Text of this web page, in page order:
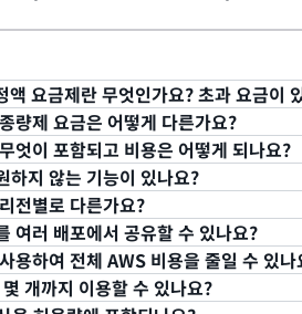
CloudFront 배포를 만들 수 있습
도메인 이름 또는 웹 애플리케이션,
을 포함합니다. cloudfront.net 도메
콘텐츠를 전송하기에 적합한 엣지 로
사본을 사용해 요청을 처리합니다. 로
오리진에서 사본을 받게 됩니다. 그
사용할 수 있습니다.
벌 CloudFront 엣지 로케이션으로 데
인 성능 이점도 누릴 수 있습니다.
합니다.
능을 대부분 지원하므로, 코드를 작성
Amazon CloudFront를 활용할 수 있습
Management Console에 액세스할 수
에서 다양한 프로그래밍 언어로
가지 도구가 제공됩니다.
로 Zone Apex(example.com)를
있는 DNS 서비스인 Amazon
레코드를 활용하면 DNS 이름의 apex
에 매핑할 수 있습니다. 그런 다음,
사용하여 ALIAS 레코드에 대한 각
는 ALIAS 레코드에 대한 쿼리에 대해서
의 Anycast 고정 IP를 사용하면 모든
에 지정할 수 있습니다. CloudFront
요금제란 무엇인가요? 초과 요금이
요금제는 CloudFront CDN과 여러
공합니다. 플랜에는 CDN, WAF,
니다. 또한 매월 S3 Standard 스토리
애플리케이션마다 다른 요금제를 선
으로 인한 예상치 못한 비용에 대해 걱
다.
량제 요금은 어떻게 다른가요?
량제 요금은 요구 사항에 따라 서로
Route 53, S3, CloudWatch Logs
픽 급증 또는 공격이 발생하더라도 초
용하면 실제 사용량을 기준으로 각 서
성을 완벽하게 유연하게 수행할 수 있
엇이 포함되고 비용은 어떻게 되나요?
필수 CDN 기능, DNS, WAF, DDoS
함됩니다. Free 요금제(월 0 USD)는
(월 15 USD)는 핵심 CDN 및 보안 기
니다. Business 요금제(월 200 USD)
에, 프라이빗 오리진 엔드포인트를 추
하지 않는 기능이 있나요?
여러 티어의 요금제에서 지원되지만
하나 이상이 필요한 경우 종량제 요금
를 참조하세요.
전별로 다른가요?
요금제는 간단한 단일 요금으로 글로
없이, 세계 어디서나 사용자에게 서비
여러 배포에서 공유할 수 있나요?
하나의 CloudFront 배포를 지원합니
다.
용하여 전체 AWS 비용을 줄일 수 있나
액 요금제를 사용하면 다음과 같은
개까지 이용할 수 있나요?